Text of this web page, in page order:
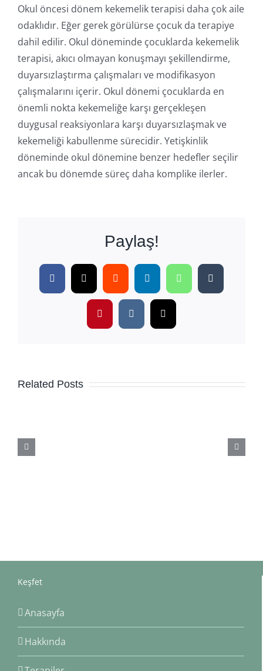
Okul öncesi dönem kekemelik terapisi daha çok aile
odaklıdır. Eğer gerek görülürse çocuk da terapiye
dahil edilir. Okul döneminde çocuklarda kekemelik
terapisi, akıcı olmayan konuşmayı şekillendirme,
duyarsızlaştırma çalışmaları ve modifikasyon
çalışmalarını içerir. Okul dönemi çocuklarda en
önemli nokta kekemeliğe karşı gerçekleşen
duygusal reaksiyonlara karşı duyarsızlaşmak ve
kekemeliği kabullenme sürecidir. Yetişkinlik
döneminde okul dönemine benzer hedefler seçilir
ancak bu dönemde süreç daha komplike ilerler.
Paylaş!
Facebook
X Reddit LinkedInWhatsAppTumblr
PinterestVk Email
Related Posts
Keşfet
Anasayfa
Hakkında